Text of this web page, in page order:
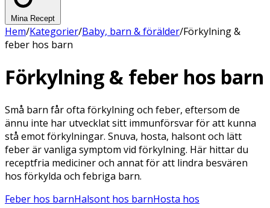
Mina Recept
Hem/Kategorier/Baby, barn & förälder/Förkylning &
feber hos barn
Förkylning & feber hos barn
Små barn får ofta förkylning och feber, eftersom de
ännu inte har utvecklat sitt immunförsvar för att kunna
stå emot förkylningar. Snuva, hosta, halsont och lätt
feber är vanliga symptom vid förkylning. Här hittar du
receptfria mediciner och annat för att lindra besvären
hos förkylda och febriga barn.
Feber hos barnHalsont hos barnHosta hos